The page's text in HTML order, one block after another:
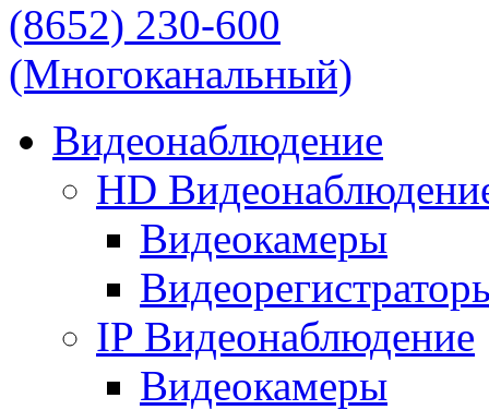
(8652) 230-600
(Многоканальный)
Видеонаблюдение
HD
Видеокамеры
IP Видеонаблюдение
Видеокамеры